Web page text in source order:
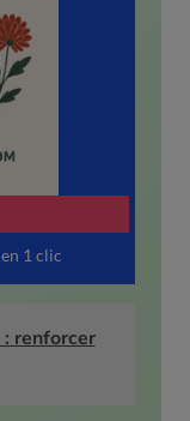
renforcer